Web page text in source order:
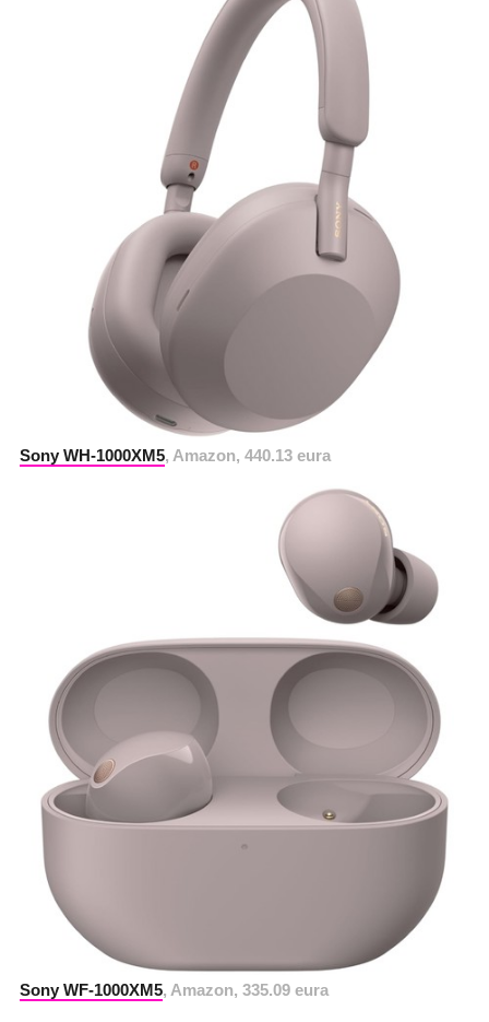
Sony WH-1000XM5, Amazon, 440.13 eura
Sony WF-1000XM5, Amazon, 335.09 eura